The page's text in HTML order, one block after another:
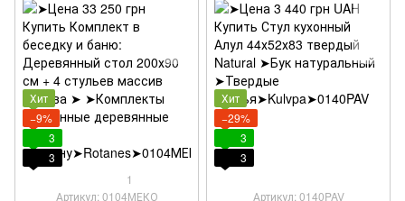
Хит
−9%
3
3
1
Артикул: 0104МЕКО
Хит
−29%
3
3
Артикул: 0140PAV